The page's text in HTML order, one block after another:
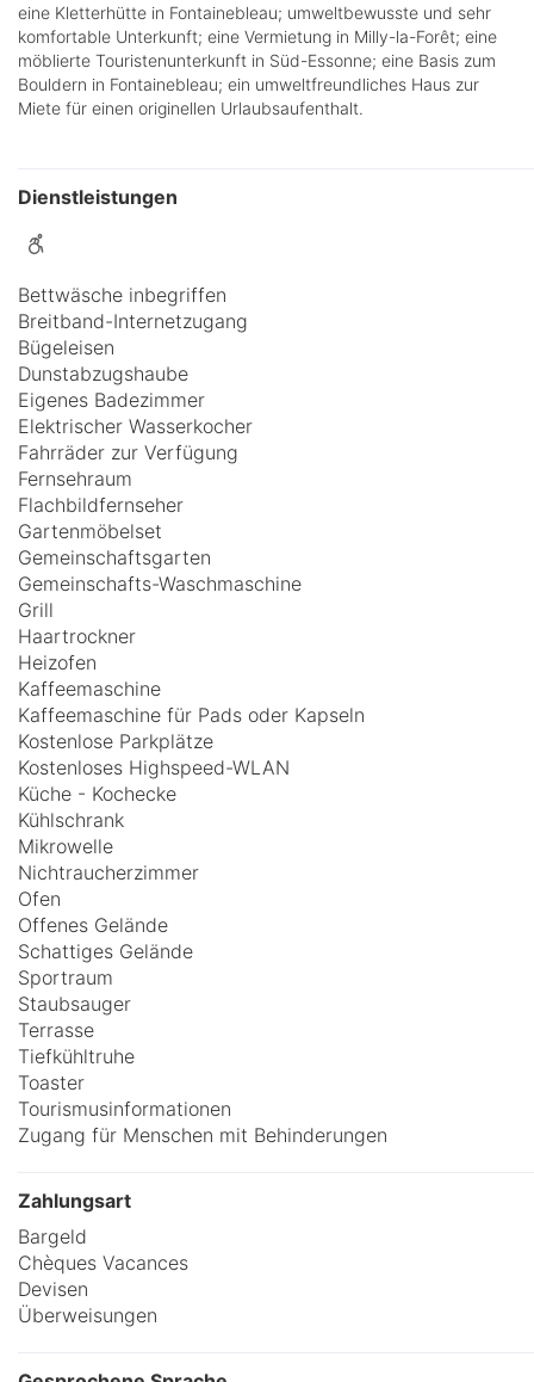
eine Kletterhütte in Fontainebleau; umweltbewusste und sehr
komfortable Unterkunft; eine Vermietung in Milly-la-Forêt; eine
möblierte Touristenunterkunft in Süd-Essonne; eine Basis zum
Bouldern in Fontainebleau; ein umweltfreundliches Haus zur
Miete für einen originellen Urlaubsaufenthalt.
Dienstleistungen
Bettwäsche inbegriffen
Breitband-Internetzugang
Bügeleisen
Dunstabzugshaube
Eigenes Badezimmer
Elektrischer Wasserkocher
Fahrräder zur Verfügung
Fernsehraum
Flachbildfernseher
Gartenmöbelset
Gemeinschaftsgarten
Gemeinschafts-Waschmaschine
Grill
Haartrockner
Heizofen
Kaffeemaschine
Kaffeemaschine für Pads oder Kapseln
Kostenlose Parkplätze
Kostenloses Highspeed-WLAN
Küche - Kochecke
Kühlschrank
Mikrowelle
Nichtraucherzimmer
Ofen
Offenes Gelände
Schattiges Gelände
Sportraum
Staubsauger
Terrasse
Tiefkühltruhe
Toaster
Tourismusinformationen
Zugang für Menschen mit Behinderungen
Zahlungsart
Bargeld
Chèques Vacances
Devisen
Überweisungen